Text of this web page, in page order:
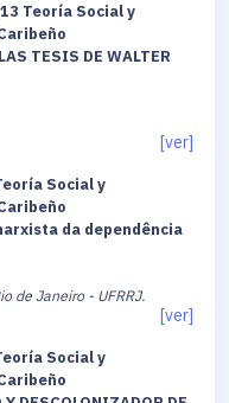
Teoría Social y
TESIS DE WALTER
[ver]
Social y
da dependência
de Janeiro - UFRRJ.
[ver]
Social y